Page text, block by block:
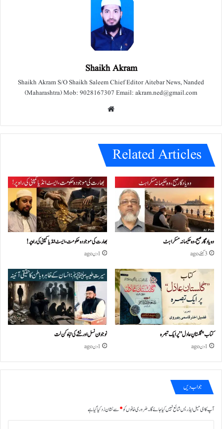
Shaikh Akram
Shaikh Akram S/O Shaikh Saleem Chief Editor Aitebar News, Nanded
(Maharashtra) Mob: 9028167307 Email: akram.ned@gmail.com
e
Related Articles
وہ یادگار صبح، وہ حکیمانہ مسکراہٹ
3 گھنٹے ago
بھارت کی موجودہ حکومت،ایسٹ انڈیا کمپنی کی راہ پر!
1 دن ago
کتاب "گلستانِ عادل” پر ایک تبصرہ
1 دن ago
نوجوان نسل اور نشے کی تباہ کن لت
1 دن ago
جواب دیں
آپ کا ای میل ایڈریس شائع نہیں کیا جائے گا۔ضروری خانوں کو*سے نشان زد کیا گیا ہے